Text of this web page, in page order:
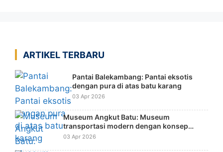
ARTIKEL TERBARU
Pantai Balekambang: Pantai eksotis
dengan pura di atas batu karang
03 Apr 2026
Museum Angkut Batu: Museum
transportasi modern dengan konsep
tematik dunia
03 Apr 2026